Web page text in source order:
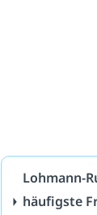
Lohmann-
häufigste